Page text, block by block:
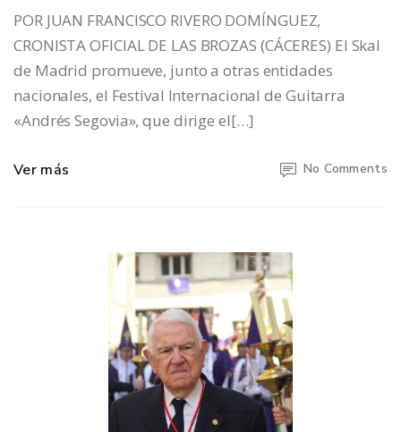
POR JUAN FRANCISCO RIVERO DOMÍNGUEZ,
CRONISTA OFICIAL DE LAS BROZAS (CÁCERES) El Skal
de Madrid promueve, junto a otras entidades
nacionales, el Festival Internacional de Guitarra
«Andrés Segovia», que dirige el[…]
Ver más No Comments